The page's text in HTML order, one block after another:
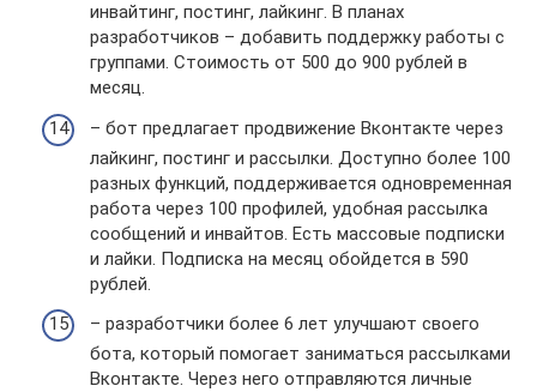
инвайтинг, постинг, лайкинг. В планах
разработчиков – добавить поддержку работы с
группами. Стоимость от 500 до 900 рублей в
месяц.
– бот предлагает продвижение Вконтакте через
лайкинг, постинг и рассылки. Доступно более 100
разных функций, поддерживается одновременная
работа через 100 профилей, удобная рассылка
сообщений и инвайтов. Есть массовые подписки
и лайки. Подписка на месяц обойдется в 590
рублей.
– разработчики более 6 лет улучшают своего
бота, который помогает заниматься рассылками
Вконтакте. Через него отправляются личные